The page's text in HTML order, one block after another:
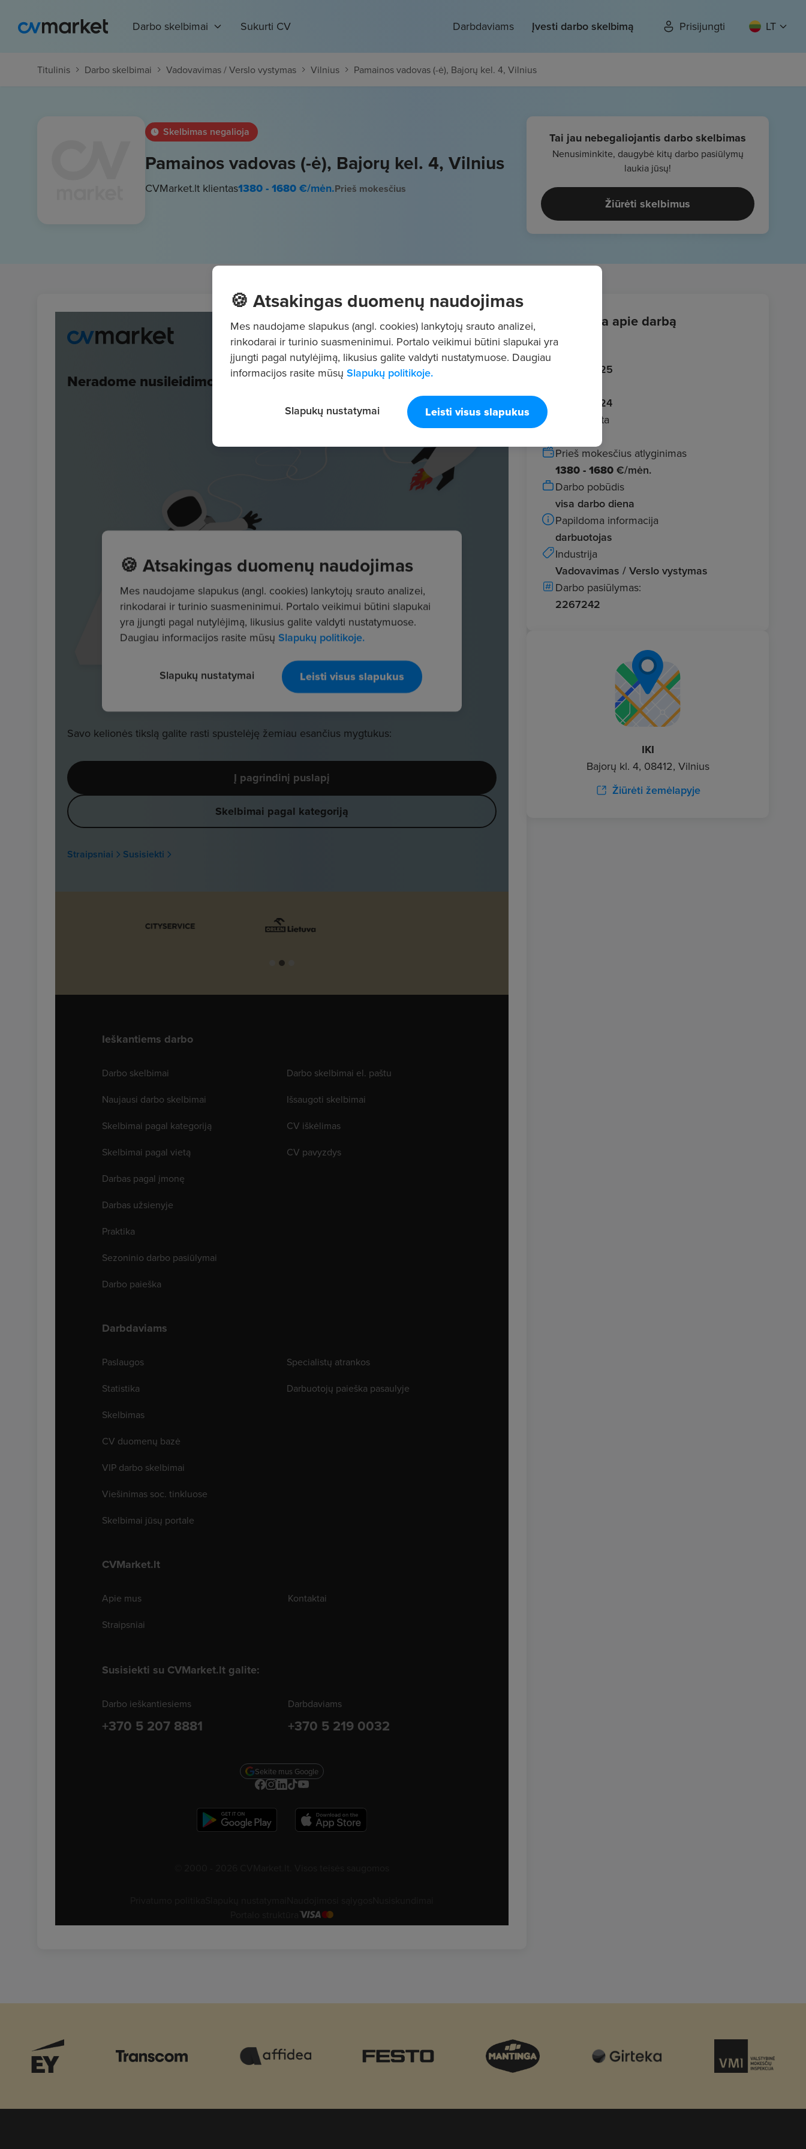
Darbo skelbimai Sukurti CV Darbdaviams Įvesti darbo skelbimą Prisijungti LT
Titulinis Darbo skelbimai Vadovavimas / Verslo vystymas Vilnius Pamainos vadovas (-ė), Bajorų kel. 4, Vilnius
Skelbimas negalioja
Pamainos vadovas (-ė), Bajorų kel. 4, Vilnius
CVMarket.lt klientas1380 - 1680€/mėn.Prieš mokesčius
Tai jau nebegaliojantis darbo skelbimas
Nenusiminkite, daugybė kitų darbo pasiūlymų
laukia jūsų!
Žiūrėti skelbimus
Informacija apie darbą
2026.05.25
2026.06.24
Darbo vieta
Prieš mokesčius atlyginimas
1380 - 1680 €/mėn.
Darbo pobūdis
visa darbo diena
Papildoma informacija
darbuotojas
Industrija
Vadovavimas / Verslo vystymas
Darbo pasiūlymas:
2267242
IKI
Bajorų kl. 4, 08412, Vilnius
Žiūrėti žemėlapyje
🍪 Atsakingas duomenų naudojimas
Mes naudojame slapukus (angl. cookies) lankytojų srauto analizei,
rinkodarai ir turinio suasmeninimui. Portalo veikimui būtini slapukai yra
įjungti pagal nutylėjimą, likusius galite valdyti nustatymuose. Daugiau
informacijos rasite mūsų Slapukų politikoje.
Leisti visus slapukus
Slapukų nustatymai